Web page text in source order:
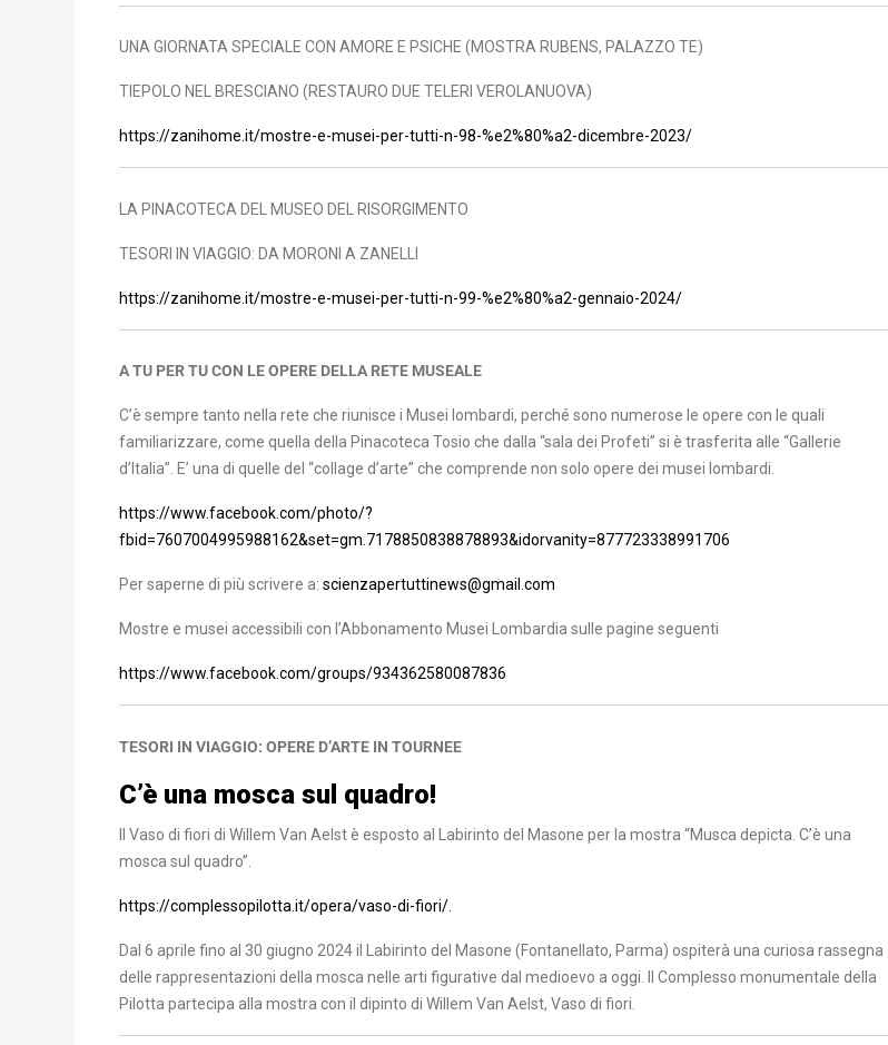
UNA GIORNATA SPECIALE CON AMORE E PSICHE (MOSTRA RUBENS, PALAZZO TE)
TIEPOLO NEL BRESCIANO (RESTAURO DUE TELERI VEROLANUOVA)
https://zanihome.it/mostre-e-musei-per-tutti-n-98-%e2%80%a2-dicembre-2023/
LA PINACOTECA DEL MUSEO DEL RISORGIMENTO
TESORI IN VIAGGIO: DA MORONI A ZANELLI
https://zanihome.it/mostre-e-musei-per-tutti-n-99-%e2%80%a2-gennaio-2024/
A TU PER TU CON LE OPERE DELLA RETE MUSEALE
C’è sempre tanto nella rete che riunisce i Musei lombardi, perché sono numerose le opere con le quali
familiarizzare, come quella della Pinacoteca Tosio che dalla “sala dei Profeti” si è trasferita alle “Gallerie
d’Italia”. E’ una di quelle del “collage d’arte” che comprende non solo opere dei musei lombardi.
https://www.facebook.com/photo/?
fbid=7607004995988162&set=gm.7178850838878893&idorvanity=877723338991706
Per saperne di più scrivere a: scienzapertuttinews@gmail.com
Mostre e musei accessibili con l’Abbonamento Musei Lombardia sulle pagine seguenti
https://www.facebook.com/groups/934362580087836
TESORI IN VIAGGIO: OPERE D’ARTE IN TOURNEE
C’è una mosca sul quadro!
Il Vaso di fiori di Willem Van Aelst è esposto al Labirinto del Masone per la mostra “Musca depicta. C’è una
mosca sul quadro”.
https://complessopilotta.it/opera/vaso-di-fiori/.
Dal 6 aprile fino al 30 giugno 2024 il Labirinto del Masone (Fontanellato, Parma) ospiterà una curiosa rassegna
delle rappresentazioni della mosca nelle arti figurative dal medioevo a oggi. Il Compl esso monumentale della
Pilotta partecipa alla mostra con il dipinto di Willem Van Aelst, Vaso di fiori.